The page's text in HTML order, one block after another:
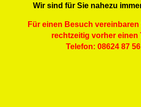
Wir sind für Sie nahezu
Für einen Besuch vereinbaren
rechtzeitig vorher einen
Telefon: 08624 87